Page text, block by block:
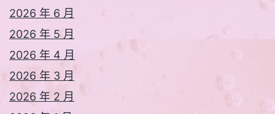
2026 年 6 月
2026 年 5 月
2026 年 4 月
2026 年 3 月
2026 年 2 月